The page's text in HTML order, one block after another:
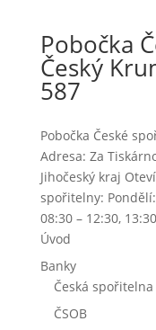
Pobočka
Český
587
Pobočka České
Adresa: Za
Jihočeský kraj
spořitelny:
08:30 – 12:30,
Úvod
Banky
Česká spořitelna
ČSOB